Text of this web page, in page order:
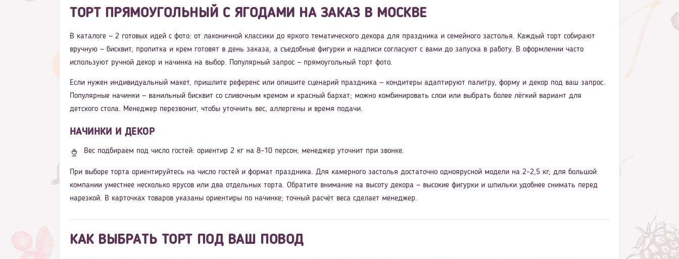
ТОРТ ПРЯМОУГОЛЬНЫЙ С ЯГОДАМИ НА ЗАКАЗ В МОСКВЕ
В каталоге — 2 готовых идей с фото: от лаконичной классики до яркого тематического декора для праздника и семейного застолья. Каждый торт собирают
вручную — бисквит, пропитка и крем готовят в день заказа, а съедобные фигурки и надписи согласуют с вами до запуска в работу. В оформлении часто
используют ручной декор и начинка на выбор. Популярный запрос — прямоугольный торт фото.
Если нужен индивидуальный макет, пришлите референс или опишите сценарий праздника — кондитеры адаптируют палитру, форму и декор под ваш запрос.
Популярные начинки — ванильный бисквит со сливочным кремом и красный бархат; можно комбинировать слои или выбрать более лёгкий вариант для
детского стола. Менеджер перезвонит, чтобы уточнить вес, аллергены и время подачи.
НАЧИНКИ И ДЕКОР
Вес подбираем под число гостей: ориентир 2 кг на 8–10 персон; менеджер уточнит при звонке.
При выборе торта ориентируйтесь на число гостей и формат праздника. Для камерного застолья достаточно одноярусной модели на 2–2,5 кг; для большой
компании уместнее несколько ярусов или два отдельных торта. Обратите внимание на высоту декора — высокие фигурки и шпильки удобнее снимать перед
нарезкой. В карточках товаров указаны ориентиры по начинке; точный расчёт веса сделает менеджер.
КАК ВЫБРАТЬ ТОРТ ПОД ВАШ ПОВОД